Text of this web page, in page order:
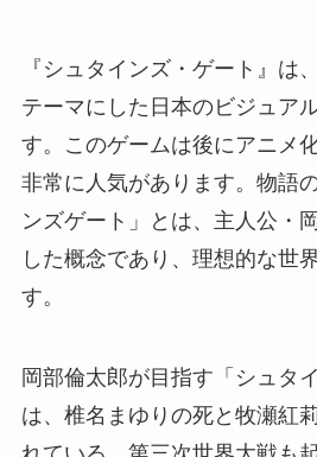
『シュタインズ・ゲート』は
テーマにした日本のビジュア
す。このゲームは後にアニメ
非常に人気があります。物語
ンズゲート」とは、主人公・
した概念であり、理想的な世
す。
岡部倫太郎が目指す「シュタ
は、椎名まゆりの死と牧瀬紅